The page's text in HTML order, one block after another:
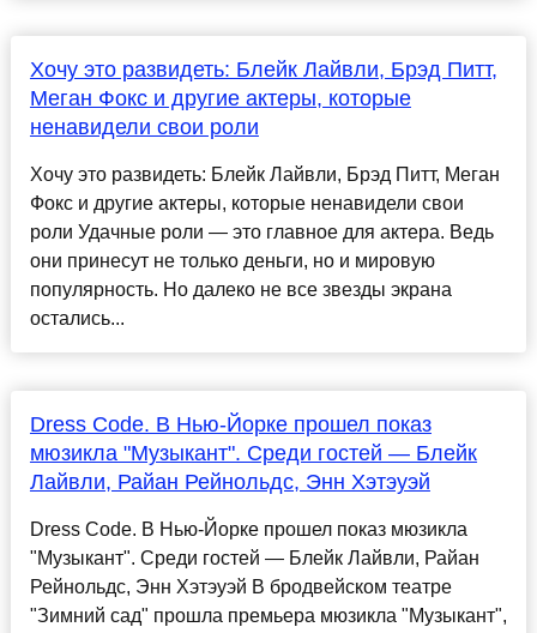
Хочу это развидеть: Блейк Лайвли, Брэд Питт,
Меган Фокс и другие актеры, которые
ненавидели свои роли
Хочу это развидеть: Блейк Лайвли, Брэд Питт, Меган
Фокс и другие актеры, которые ненавидели свои
роли Удачные роли — это главное для актера. Ведь
они принесут не только деньги, но и мировую
популярность. Но далеко не все звезды экрана
остались...
Dress Code. В Нью-Йорке прошел показ
мюзикла "Музыкант". Среди гостей — Блейк
Лайвли, Райан Рейнольдс, Энн Хэтэуэй
Dress Code. В Нью-Йорке прошел показ мюзикла
"Музыкант". Среди гостей — Блейк Лайвли, Райан
Рейнольдс, Энн Хэтэуэй В бродвейском театре
"Зимний сад" прошла премьера мюзикла "Музыкант",